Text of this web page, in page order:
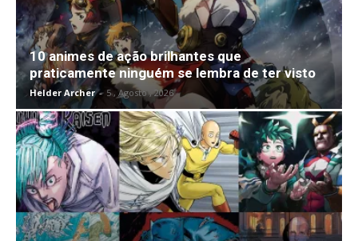
10 animes de ação brilhantes que
praticamente ninguém se lembra de ter visto
Helder Archer - 5 , Agosto , 2026